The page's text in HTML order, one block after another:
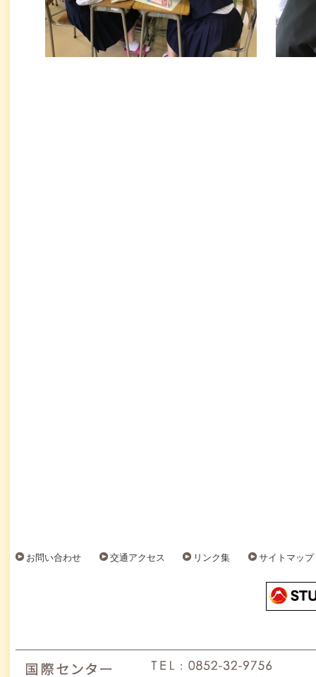
お問い合わせ 交通アクセス リンク集 サイトマップ